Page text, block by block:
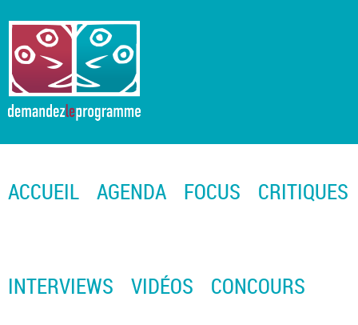
ACCUEIL AGENDA FOCUS CRITIQUES
INTERVIEWS VIDÉOS CONCOURS